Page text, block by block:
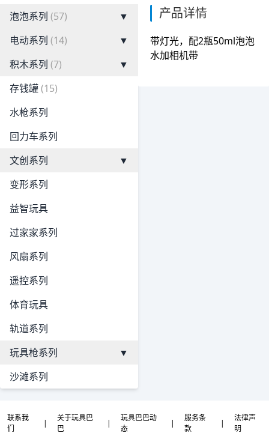
泡泡系列 (57)
▼
电动系列 (14)
▼
积木系列 (7)
▼
存钱罐(15)
水枪系列
回力车系列
文创系列
▼
变形系列
益智玩具
过家家系列
风扇系列
遥控系列
体育玩具
轨道系列
玩具枪系列
▼
沙滩系列
产品详情
带灯光，配2瓶50ml泡泡
水加相机带
联系我
们
|
关于玩具巴
巴
|
玩具巴巴动
态
|
服务条
款
|
法律声
明